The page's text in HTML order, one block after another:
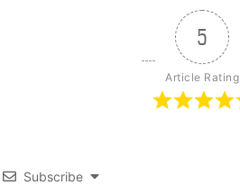
5
Article Rating
Subscribe